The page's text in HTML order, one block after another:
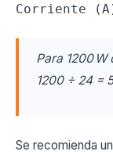
Para 1200
1200 ÷ 24 =
Se recomienda